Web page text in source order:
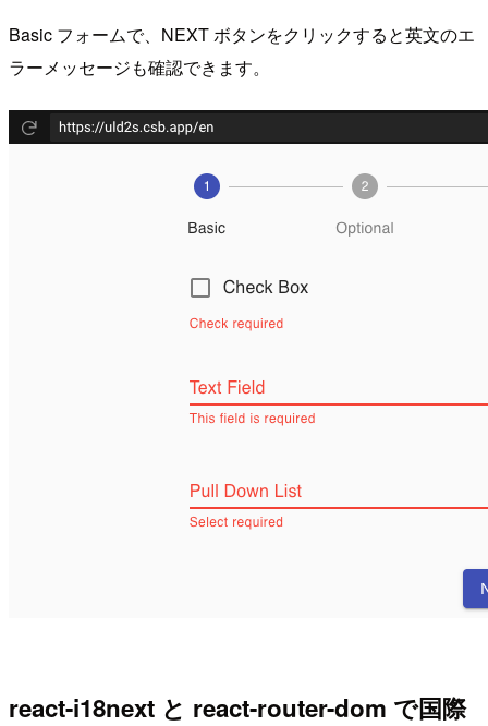
Basic フォームで、NEXT ボタンをクリックすると英文のエ
ラーメッセージも確認できます。
react-i18next と react-router-dom で国際